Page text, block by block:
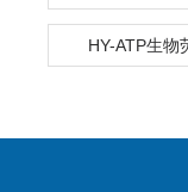
HY-ATP生物